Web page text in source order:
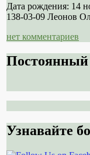
Дата рождения: 14
138-03-09 Леонов
нет комментариев
Постоянный
Узнавайте